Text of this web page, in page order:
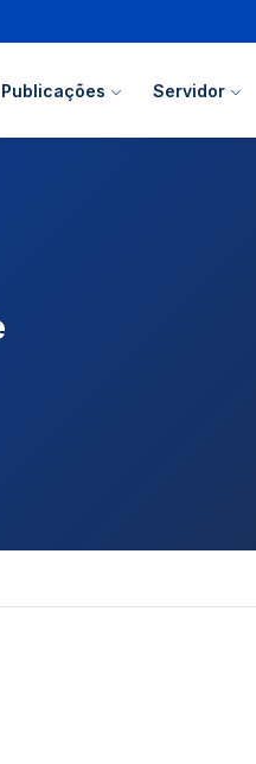
Publicações Servidor